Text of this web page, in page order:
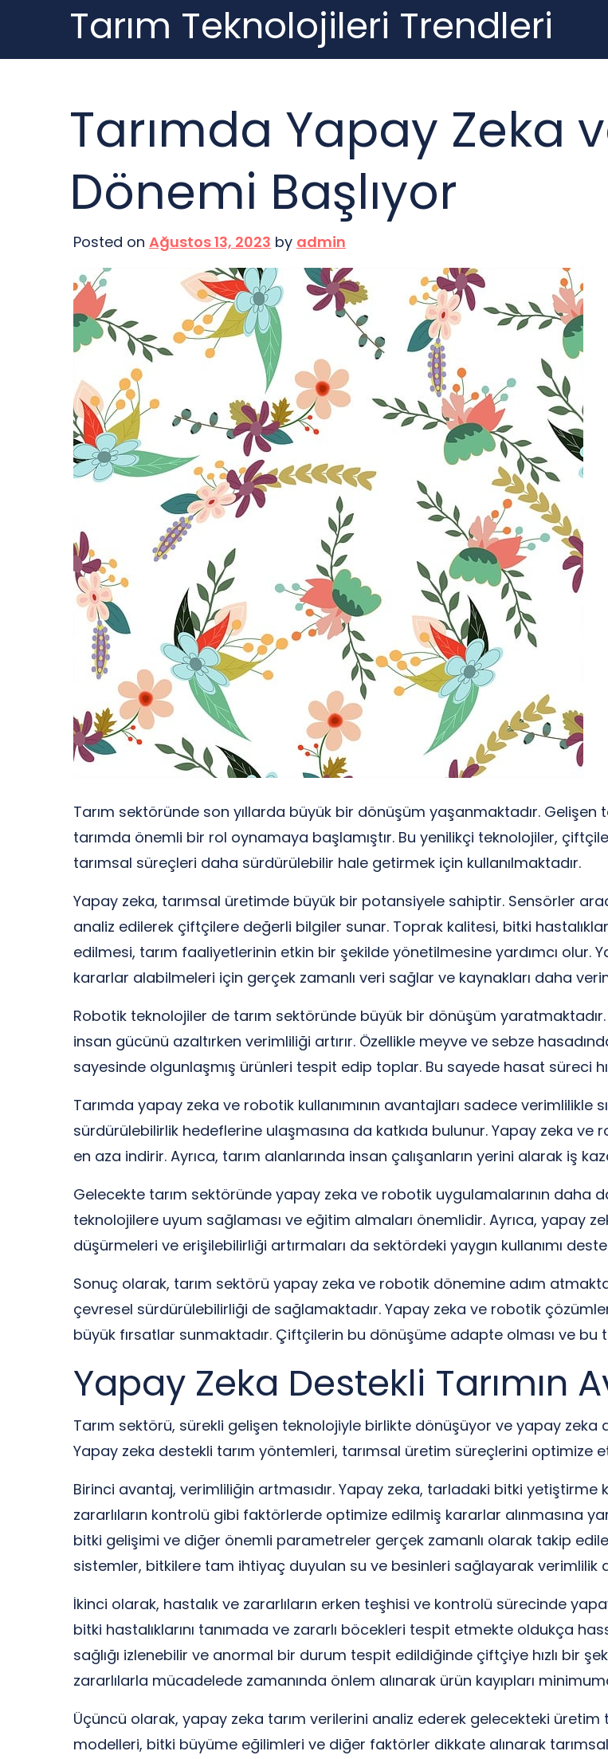
content
Tarım Teknolojileri Trendleri
Tarımda Yapay Zeka
Dönemi Başlıyor
Posted on Ağustos 13, 2023 by admin
Tarım sektöründe son yıllarda büyük bir dönüşüm yaşanmaktadır.
tarımda önemli bir rol oynamaya başlamıştır. Bu yenilikçi teknolojiler,
tarımsal süreçleri daha sürdürülebilir hale getirmek için kullanılmaktadır.
Yapay zeka, tarımsal üretimde büyük bir potansiyele sahiptir. Sensörler
analiz edilerek çiftçilere değerli bilgiler sunar. Toprak kalitesi, bitki
edilmesi, tarım faaliyetlerinin etkin bir şekilde yönetilmesine yardımcı
kararlar alabilmeleri için gerçek zamanlı veri sağlar ve kaynakları daha
Robotik teknolojiler de tarım sektöründe büyük bir dönüşüm
insan gücünü azaltırken verimliliği artırır. Özellikle meyve ve sebze
sayesinde olgunlaşmış ürünleri tespit edip toplar. Bu sayede hasat süreci
Tarımda yapay zeka ve robotik kullanımının avantajları sadece verimlilikle
sürdürülebilirlik hedeflerine ulaşmasına da katkıda bulunur. Yapay zeka ve
en aza indirir. Ayrıca, tarım alanlarında insan çalışanların yerini alarak iş
Gelecekte tarım sektöründe yapay zeka ve robotik uygulamalarının daha
teknolojilere uyum sağlaması ve eğitim almaları önemlidir. Ayrıca, yapay
düşürmeleri ve erişilebilirliği artırmaları da sektördeki yaygın kullanımı
Sonuç olarak, tarım sektörü yapay zeka ve robotik dönemine adım
çevresel sürdürülebilirliği de sağlamaktadır. Yapay zeka ve robotik
büyük fırsatlar sunmaktadır. Çiftçilerin bu dönüşüme adapte olması ve
Yapay Zeka Destekli Tarımın
Tarım sektörü, sürekli gelişen teknolojiyle birlikte dönüşüyor ve yapay
Yapay zeka destekli tarım yöntemleri, tarımsal üretim süreçlerini optimize
Birinci avantaj, verimliliğin artmasıdır. Yapay zeka, tarladaki bitki yetiştirme
zararlıların kontrolü gibi faktörlerde optimize edilmiş kararlar alınmasına
bitki gelişimi ve diğer önemli parametreler gerçek zamanlı olarak takip
sistemler, bitkilere tam ihtiyaç duyulan su ve besinleri sağlayarak verimlilik
İkinci olarak, hastalık ve zararlıların erken teşhisi ve kontrolü sürecinde
bitki hastalıklarını tanımada ve zararlı böcekleri tespit etmekte oldukça
sağlığı izlenebilir ve anormal bir durum tespit edildiğinde çiftçiye hızlı bir
zararlılarla mücadelede zamanında önlem alınarak ürün kayıpları
Üçüncü olarak, yapay zeka tarım verilerini analiz ederek gelecekteki
modelleri, bitki büyüme eğilimleri ve diğer faktörler dikkate alınarak